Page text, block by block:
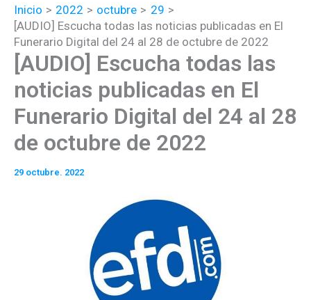
Inicio 2022 octubre
29
[AUDIO] Escucha todas las noticias publicadas en El
Funerario Digital del 24 al 28 de octubre de 2022
[AUDIO] Escucha todas las
noticias publicadas en El
Funerario Digital del 24 al 28
de octubre de 2022
29 octubre. 2022